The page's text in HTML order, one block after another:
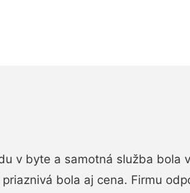
v byte a samotná služba bola
bola aj cena. Firmu